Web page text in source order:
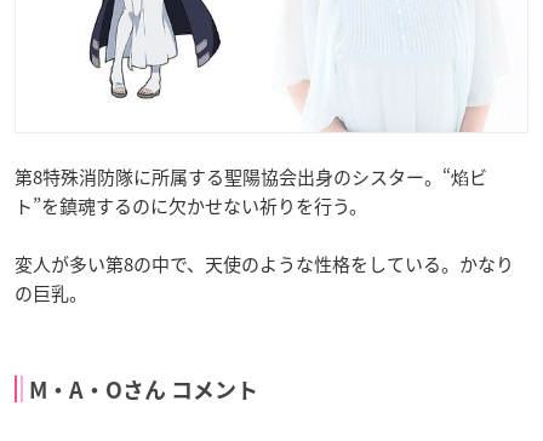
第8特殊消防隊に所属する聖陽協会出身のシスター。“焰ビ
ト”を鎮魂するのに欠かせない祈りを行う。
変人が多い第8の中で、天使のような性格をしている。かなり
の巨乳。
M・A・Oさん コメント